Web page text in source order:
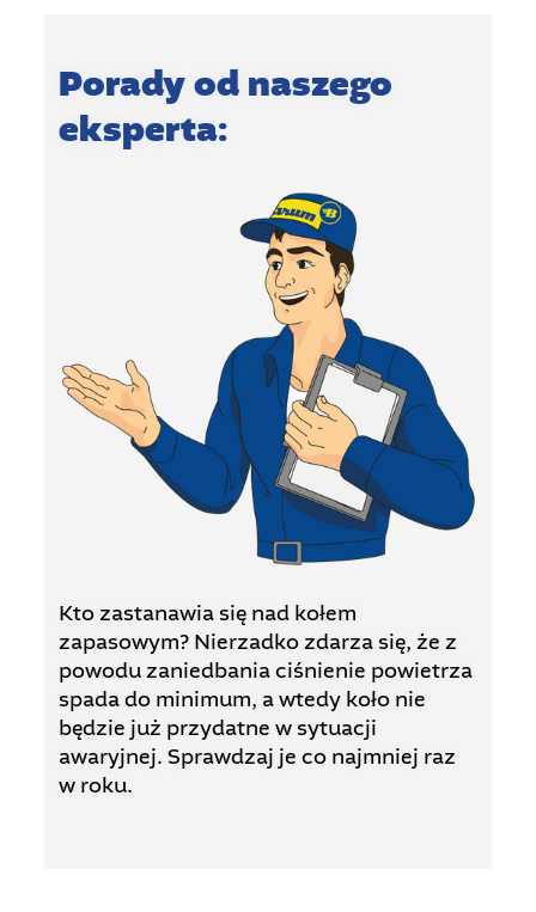
Porady od naszego
eksperta:
Kto zastanawia się nad kołem
zapasowym? Nierzadko zdarza się, że z
powodu zaniedbania ciśnienie powietrza
spada do minimum, a wtedy koło nie
będzie już przydatne w sytuacji
awaryjnej. Sprawdzaj je co najmniej raz
w roku.